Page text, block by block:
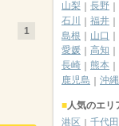
1
山梨
長野
石川
福井
島根
山口
愛媛
高知
長崎
熊本
鹿児島
沖縄
人気のエリ
港区
千代